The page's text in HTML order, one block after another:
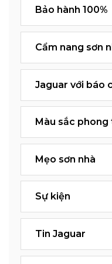
Bảo hành 100%
Cẩm nang sơn
Jaguar với báo
Màu sắc phong
Mẹo sơn nhà
Sự kiện
Tin Jaguar